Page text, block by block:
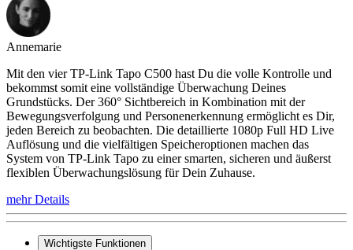
Annemarie
Mit den vier TP-Link Tapo C500 hast Du die volle Kontrolle und
bekommst somit eine vollständige Überwachung Deines
Grundstücks. Der 360° Sichtbereich in Kombination mit der
Bewegungsverfolgung und Personenerkennung ermöglicht es Dir,
jeden Bereich zu beobachten. Die detaillierte 1080p Full HD Live
Auflösung und die vielfältigen Speicheroptionen machen das
System von TP-Link Tapo zu einer smarten, sicheren und äußerst
flexiblen Überwachungslösung für Dein Zuhause.
mehr Details
Wichtigste Funktionen